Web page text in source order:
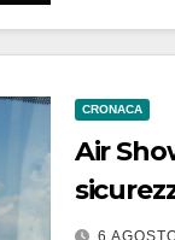
CRONACA
Air
6